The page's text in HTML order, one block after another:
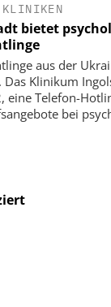
bietet
aus der
Das Klinikum
eine Telefon-
bei